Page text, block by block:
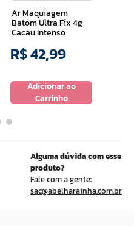
Ar Maquiagem
Batom Ultra Fix 4g
Cacau Intenso
R$42,99
Adicionar ao
Carrinho
Alguma dúvida com esse
produto?
Fale com a gente:
sac@abelharainha.com.br